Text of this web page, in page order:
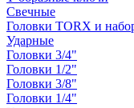
Свечные
Головки TORX и
Ударные
Головки 3/4"
Головки 1/2"
Головки 3/8"
Головки 1/4"